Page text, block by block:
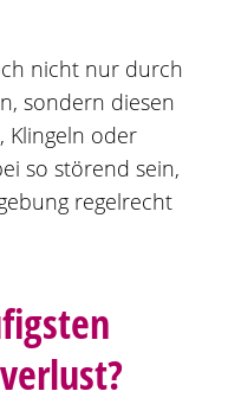
nicht nur durch
sondern diesen
Klingeln oder
so störend sein,
regelrecht